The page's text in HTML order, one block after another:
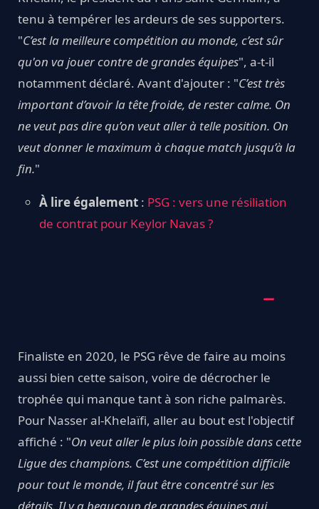
tenu à tempérer les ardeurs de ses supporters.
"C’est la meilleure compétition au monde, c’est sûr
qu'on va jouer contre de grandes équipes", a-t-il
notamment déclaré. Avant d'ajouter : "C’est très
important d’avoir la tête froide, de rester calme. On
ne veut pas dire qu’on veut aller à telle position. On
veut donner le maximum à chaque match jusqu’à la
fin."
À lire également : PSG : vers une résiliation
de contrat pour Keylor Navas ?
Finaliste en 2020, le PSG rêve de faire au moins
aussi bien cette saison, voire de décrocher le
trophée qui manque tant à son riche palmarès.
Pour Nasser al-Khelaïfi, aller au bout est l'objectif
affiché : "On veut aller le plus loin possible dans cette
Ligue des champions. C’est une compétition difficile
pour tout le monde, il faut être concentré sur les
détails. Il y a beaucoup de grandes équipes qui